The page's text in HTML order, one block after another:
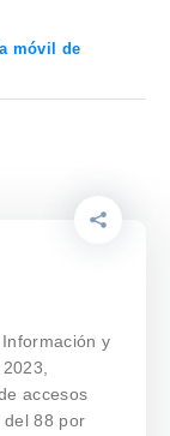
móvil de
y
accesos
del 88 por